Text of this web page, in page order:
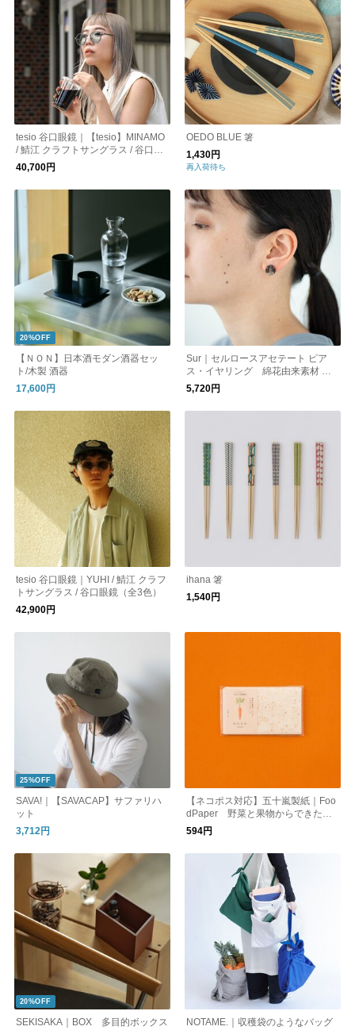
tesio 谷口眼鏡｜【tesio】MINAMO
/ 鯖江 クラフトサングラス / 谷口眼
鏡（全4色）
40,700円
OEDO BLUE 箸
1,430円
再入荷待ち
20%OFF
【ＮＯＮ】日本酒モダン酒器セッ
ト/木製 酒器
17,600円
Sur｜セルロースアセテート ピア
ス・イヤリング 綿花由来素材 オ
ケージョン _SR-P8/SR-EA8
5,720円
tesio 谷口眼鏡｜YUHI / 鯖江 クラフ
トサングラス / 谷口眼鏡（全3色）
42,900円
ihana 箸
1,540円
25%OFF
SAVA!｜【SAVACAP】サファリハ
ット
3,712円
【ネコポス対応】五十嵐製紙｜Foo
dPaper 野菜と果物からできたメ
ッセージカード（12枚入り）
594円
20%OFF
SEKISAKA｜BOX 多目的ボックス
NOTAME.｜収穫袋のようなバッグ